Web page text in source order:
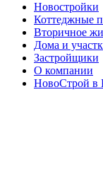
Новостройки
Коттеджные
Вторичное
Дома и
Застройщики
О компании
НовоСтрой в